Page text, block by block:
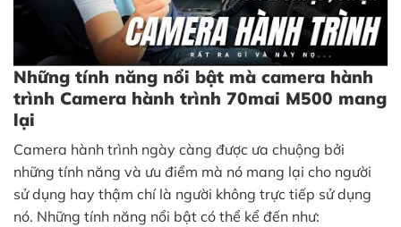
Những tính năng nổi bật mà camera hành
trình Camera hành trình 70mai M500 mang
lại
Camera hành trình ngày càng được ưa chuộng bởi
những tính năng và ưu điểm mà nó mang lại cho người
sử dụng hay thậm chí là người không trực tiếp sử dụng
nó. Những tính năng nổi bật có thể kể đến như: